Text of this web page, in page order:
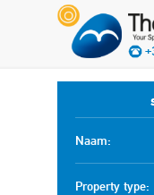
Naam:
Property type: